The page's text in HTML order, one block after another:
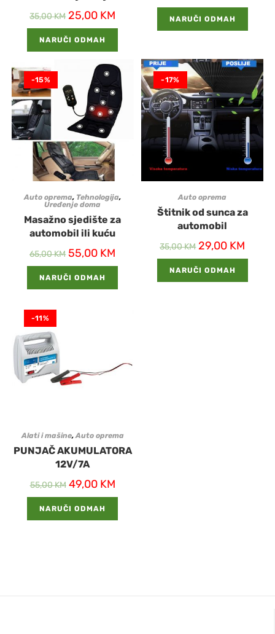
35,00KM 25,00 KM
NARUČI ODMAH
NARUČI ODMAH
-15%
Auto oprema, Tehnologija,
Uređenje doma
Masažno sjedište za
automobil ili kuću
65,00KM 55,00 KM
NARUČI ODMAH
-17%
Auto oprema
Štitnik od sunca za
automobil
35,00KM 29,00 KM
NARUČI ODMAH
-11%
Alati i mašine,Auto oprema
PUNJAČ AKUMULATORA
12V/7A
55,00KM 49,00 KM
NARUČI ODMAH